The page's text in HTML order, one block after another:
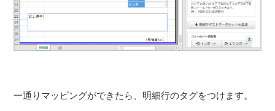
一通りマッピングができたら、明細行のタグをつけます。